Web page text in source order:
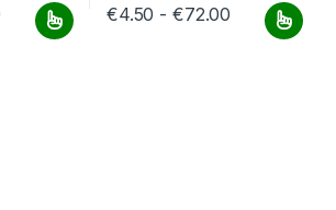
Fascia di prezzo: da €4.50 a €72.00
più varianti. Le opzioni possono essere
€4.50 - €72.00 Fascia di
Questo prodotto ha più